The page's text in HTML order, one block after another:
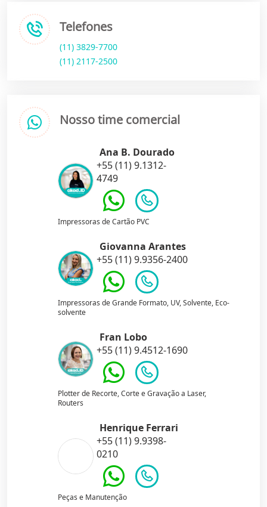
Telefones
(11) 3829-7700
(11) 2117-2500
Nosso time comercial
Ana B. Dourado
+55 (11) 9.1312-
4749
Impressoras de Cartão PVC
Giovanna Arantes
+55 (11) 9.9356-2400
Impressoras de Grande Formato, UV, Solvente, Eco-
solvente
Fran Lobo
+55 (11) 9.4512-1690
Plotter de Recorte, Corte e Gravação a Laser,
Routers
Henrique Ferrari
+55 (11) 9.9398-
0210
Peças e Manutenção